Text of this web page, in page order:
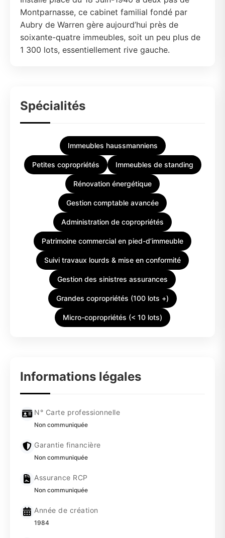
Montparnasse, ce cabinet familial fondé par
Aubry de Warren gère aujourd’hui près de
soixante-quatre immeubles, soit un peu plus de
1 300 lots, essentiellement rive gauche.
Spécialités
Immeubles haussmanniens
Petites copropriétés Immeubles de standing
Rénovation énergétique
Gestion comptable avancée
Administration de copropriétés
Patrimoine commercial en pied-d’immeuble
Suivi travaux lourds & mise en conformité
Gestion des sinistres assurances
Grandes copropriétés (100 lots +)
Micro-copropriétés (< 10 lots)
Informations légales
N° Carte professionnelle
Non communiquée
Garantie financière
Non communiquée
Assurance RCP
Non communiquée
Année de création
1984